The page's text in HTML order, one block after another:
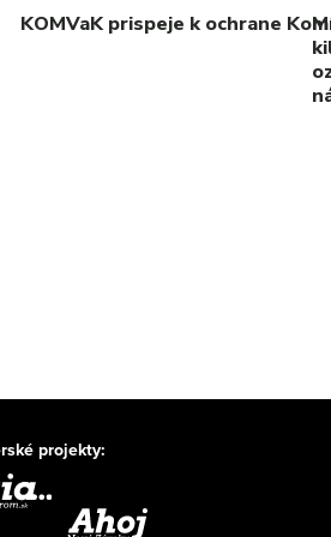
KOMVaK prispeje k ochrane
projekty: